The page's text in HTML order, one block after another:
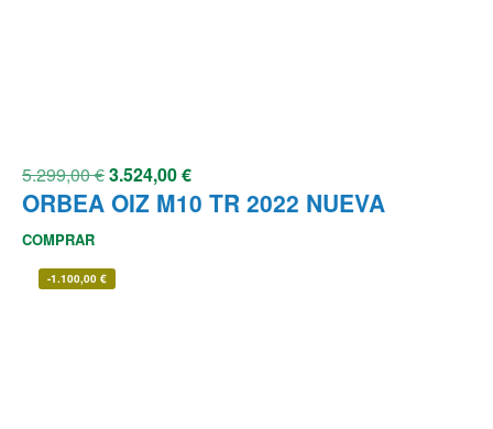
5.299,00€3.524,00€
ORBEA OIZ M10 TR 2022 NUEVA
COMPRAR
-1.100,00 €